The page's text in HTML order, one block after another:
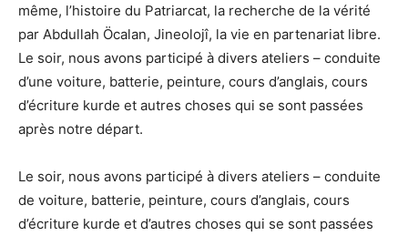
même, l’histoire du Patriarcat, la recherche de la vérité
par Abdullah Öcalan, Jineolojî, la vie en partenariat libre.
Le soir, nous avons participé à divers ateliers – conduite
d’une voiture, batterie, peinture, cours d’anglais, cours
d’écriture kurde et autres choses qui se sont passées
après notre départ.
Le soir, nous avons participé à divers ateliers – conduite
de voiture, batterie, peinture, cours d’anglais, cours
d’écriture kurde et d’autres choses qui se sont passées